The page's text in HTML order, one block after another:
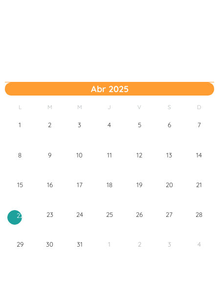
Abr 2025
L M M J V S D
1 2 3 4 5 6 7
8 9 10 11 12 13 14
15 16 17 18 19 20 21
22 23 24 25 26 27 28
29 30 31 1 2 3 4